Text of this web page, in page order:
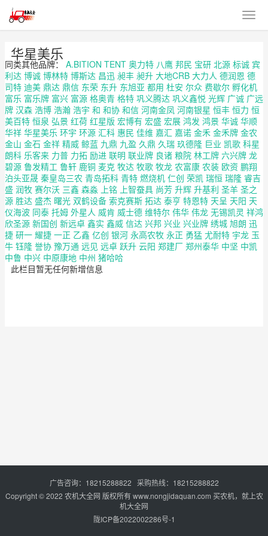
华星美乐
同类其他品牌： A.BITION TENT 奥力特 八鹰 邦民 宝研 北源 标诚 宾
利达 博诚 博林特 博斯达 昌迅 昶丰 昶升 大地CRB 大力人 德润恩 德
司特 迪美 鼎达 鼎信 东荣 东升 东旭亚 都用 杜安 尔众 费歇尔 孵化机
富乐 富乐牌 富兴 富源 格奥青 格特 巩义腾达 巩义鑫悦 光辉 广诚 广远
牌 汉森 浩博 浩瀚 浩宇 和 和协 和信 河南金凤 河南银星 恒丰 恒力 恒
美百特 恒泉 弘景 红荷 红星版 宏博有 宏盛 宏展 鸿发 鸿景 华诚 华顺
华祥 华星美乐 环宇 环源 汇科 惠民 佳维 嘉汇 嘉诺 金禾 金禾牌 金农
金山 金石 金祥 精威 鲸蓝 九鼎 九盈 久鼎 久瑞 玖德隆 巨业 凯歌 科星
朗科 乐客来 力普 力拓 励进 联明 联业牌 良诸 粮院 林工牌 六兴牌 龙
碧源 鲁发精工 鲁轩 鹿铜 麦克 牧达 牧歌 牧龙 农富康 农装 欧资 鹏翔
泊头亚晟 秦皇岛三农 青岛拓科 青特 燃烧机 仁创 荣凯 瑞恒 瑞隆 睿吉
盛 润牧 赛尔沃 三鑫 森淼 上铭 上智蚕具 尚芳 升辉 升基利 圣羊 圣之
源 胜达 盛杰 曙光 双鹤设备 索克赛斯 拓达 泰亨 特恩特 天呈 天阳 天
仪海波 同泰 托姆 外星人 威肯 威士德 维特尔 伟华 伟龙 无锡凯灵 祥鸿
欣圣源 新国创 新远卓 鑫实 鑫威 信达 兴邦 兴业 兴业牌 绣城 旭朗 迅
捷 研一 耀捷 一正 乙鑫 亿创 银河 永高农牧 永正 勇猛 尤耐特 宇龙 玉
牛 钰隆 誉协 豫万通 远见 远卓 跃升 云阳 郑建厂 郑州泰华 中坚 中凯
中鲁 中兴 中原康地 中州 猪哈哈
此栏目暂无任何新增信息
广告咨询：18215288822 采购热线：18215288822
Copyright © 2022 农机大全网 版权所有 www.nongjidaquan.com 买农机，就上农
机大全网
陇ICP备2022002286号-1